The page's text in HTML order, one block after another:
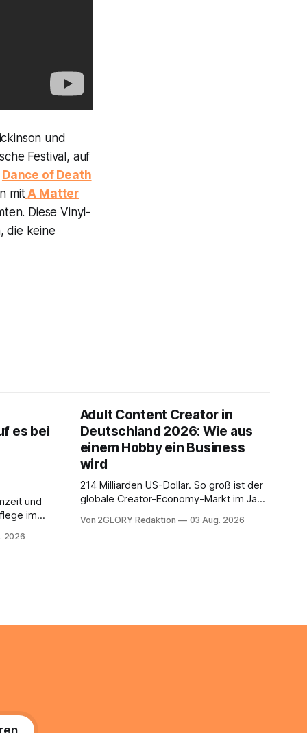
und
Festival, auf
Dance of Death
mitA Matter
Diese Vinyl-
die keine
es bei
und
im
eine
2026
Adult Content Creator in
Deutschland 2026: Wie aus
einem Hobby ein Business
wird
214 Milliarden US-Dollar. So groß ist der
globale Creator-Economy-Markt im Jahr
22 Prozent. Was lange als
Von 2GLORY Redaktion 03 Aug. 2026